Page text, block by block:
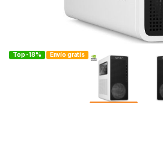
Top -18% Envío gratis